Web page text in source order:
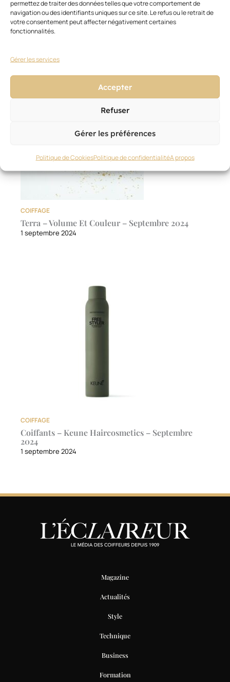
permettez de traiter des données telles que votre comportement de
navigation ou des identifiants uniques sur ce site. Le refus ou le retrait de
votre consentement peut affecter négativement certaines
fonctionnalités.
Gérer les services
Accepter
Refuser
Gérer les préférences
Politique de CookiesPolitique de confidentialitéA propos
30 juin 2026
COIFFAGE
Terra – Volume Et Couleur – Septembre 2024
1 septembre 2024
COIFFAGE
Coiffants – Keune Haircosmetics – Septembre
2024
1 septembre 2024
Magazine
Actualités
Style
Technique
Business
Formation